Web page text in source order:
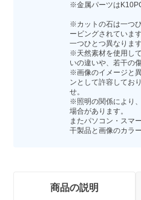
※金属パーツは
※カットの石は一つ
ービングされていま
一つひとつ異なります
※天然素材を使用し
いの違いや、若干の
※画像のイメージと
ンとして許容してお
せ。
※照明の関係により
場合があります。
またパソコン・スマ
干製品と画像のカラ
商品の説明